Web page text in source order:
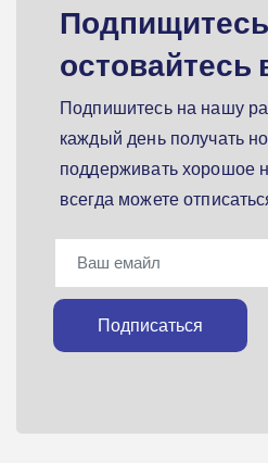
остовайтесь
Подпишитесь на нашу
каждый день получать
поддерживать хорошое
всегда можете
Подписаться